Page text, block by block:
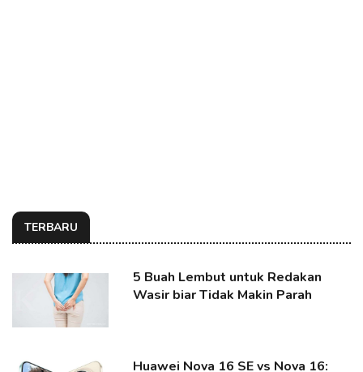
TERBARU
5 Buah Lembut untuk Redakan
Wasir biar Tidak Makin Parah
Huawei Nova 16 SE vs Nova 16: